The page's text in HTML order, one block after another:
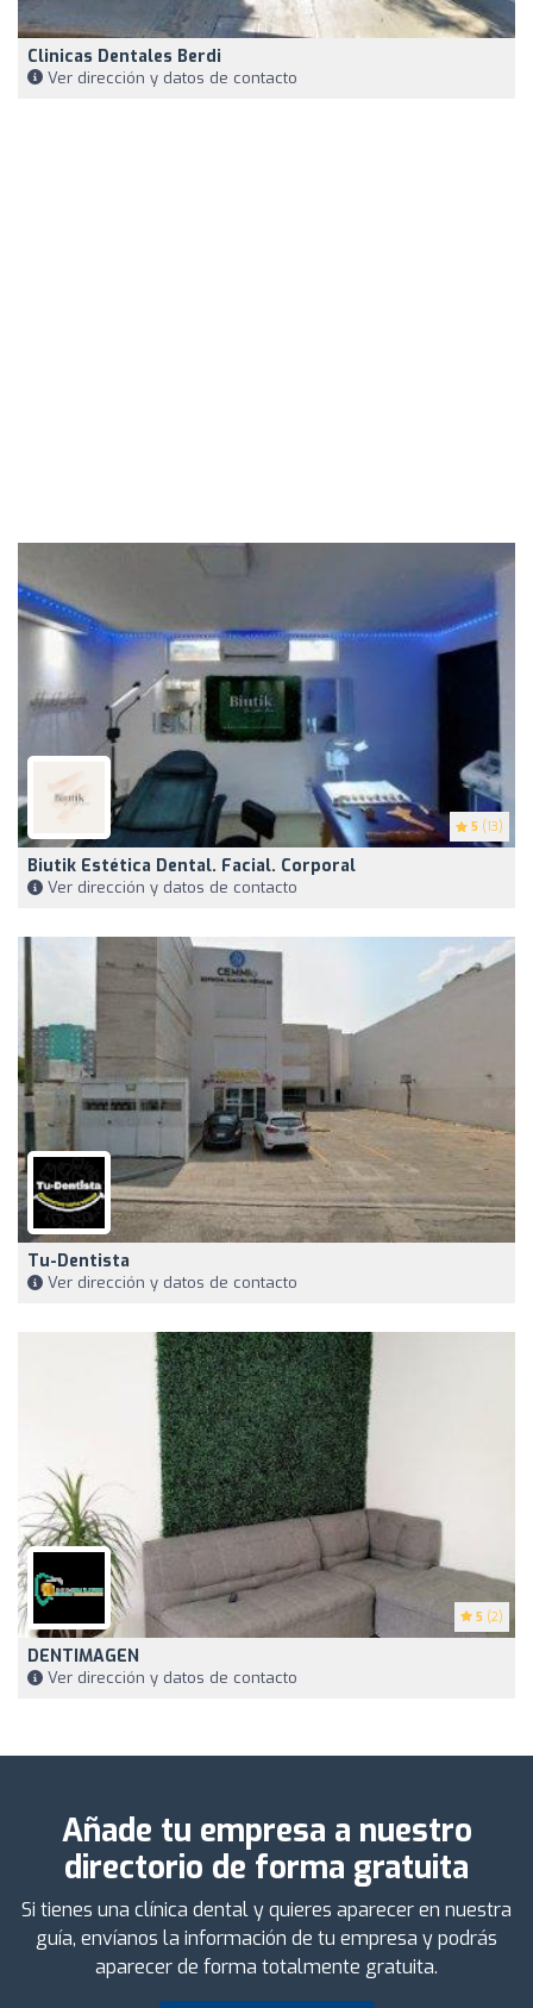
Clinicas Dentales Berdi
Ver dirección y datos de contacto
5 (13)
Biutik Estética Dental. Facial. Corporal
Ver dirección y datos de contacto
Tu-Dentista
Ver dirección y datos de contacto
5 (2)
DENTIMAGEN
Ver dirección y datos de contacto
Añade tu empresa a nuestro
directorio de forma gratuita
Si tienes una clínica dental y quieres aparecer en nuestra
guía, envíanos la información de tu empresa y podrás
aparecer de forma totalmente gratuita.